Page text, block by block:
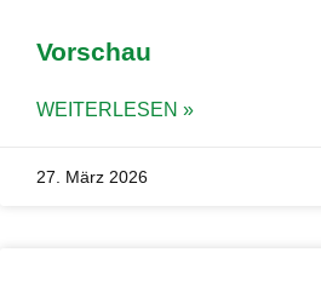
Vorschau
WEITERLESEN »
27. März 2026